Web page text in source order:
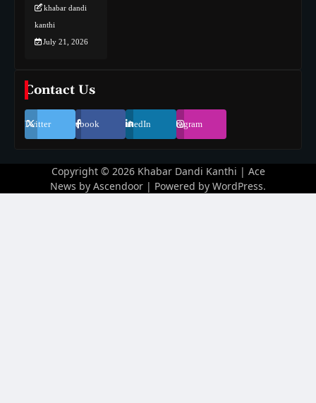
khabar dandi
kanthi
July 21, 2026
Contact Us
Twitter Facebook LinkedIn Instagram
Copyright © 2026 Khabar Dandi Kanthi | Ace
News by Ascendoor | Powered by WordPress.